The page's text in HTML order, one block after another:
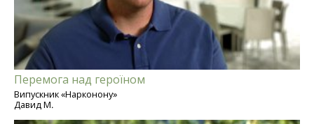
Перемога над героїном
Випускник «Нарконону»
Давид М.